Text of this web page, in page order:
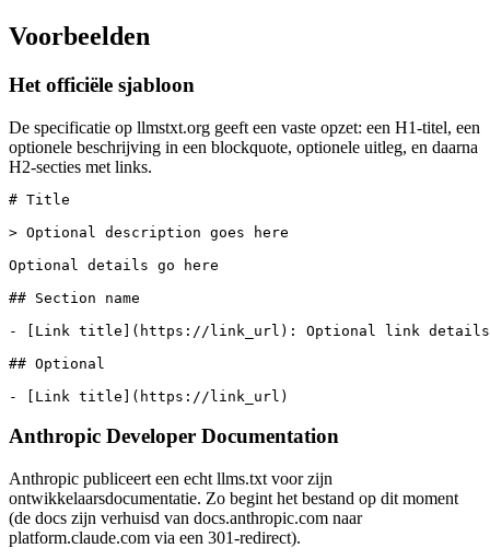
Voorbeelden
Het officiële sjabloon
De specificatie op llmstxt.org geeft een vaste opzet: een H1-titel, een
optionele beschrijving in een blockquote, optionele uitleg, en daarna
H2-secties met links.
# Title
> Optional description goes here
Optional details go here
## Section name
- [Link title](https://link_url): Optional link details
## Optional
- [Link title](https://link_url)
Anthropic Developer Documentation
Anthropic publiceert een echt llms.txt voor zijn
ontwikkelaarsdocumentatie. Zo begint het bestand op dit moment
(de docs zijn verhuisd van docs.anthropic.com naar
platform.claude.com via een 301-redirect).